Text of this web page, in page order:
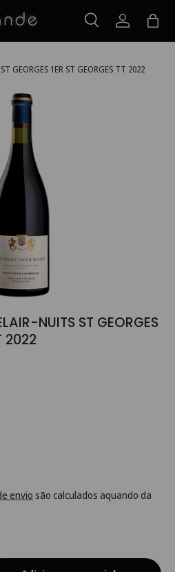
PesquisarIniciarSaco
GEORGES 1ER ST GEORGES TT 2022
NUITS ST GEORGES
2022
envio são calculados aquando da